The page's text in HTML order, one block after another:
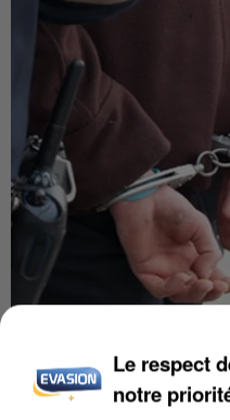
UN SECOND CADRE
INTERPELLÉ ENLe respect
notre